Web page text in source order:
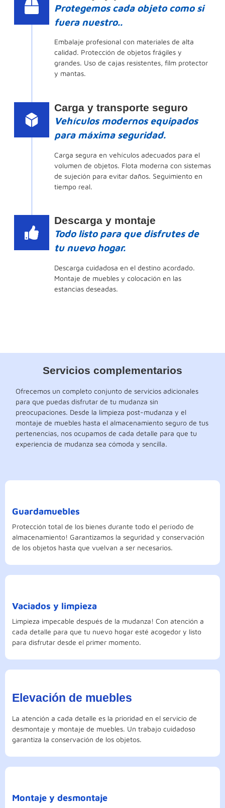
Protegemos cada objeto como si
fuera nuestro..
Embalaje profesional con materiales de alta
calidad. Protección de objetos frágiles y
grandes. Uso de cajas resistentes, film protector
y mantas.
Carga y transporte seguro
Vehículos modernos equipados
para máxima seguridad.
Carga segura en vehículos adecuados para el
volumen de objetos. Flota moderna con sistemas
de sujeción para evitar daños. Seguimiento en
tiempo real.
Descarga y montaje
Todo listo para que disfrutes de
tu nuevo hogar.
Descarga cuidadosa en el destino acordado.
Montaje de muebles y colocación en las
estancias deseadas.
Servicios complementarios
Ofrecemos un completo conjunto de servicios adicionales
para que puedas disfrutar de tu mudanza sin
preocupaciones. Desde la limpieza post-mudanza y el
montaje de muebles hasta el almacenamiento seguro de tus
pertenencias, nos ocupamos de cada detalle para que tu
experiencia de mudanza sea cómoda y sencilla.
Guardamuebles
Protección total de los bienes durante todo el período de
almacenamiento! Garantizamos la seguridad y conservación
de los objetos hasta que vuelvan a ser necesarios.
Vaciados y limpieza
Limpieza impecable después de la mudanza! Con atención a
cada detalle para que tu nuevo hogar esté acogedor y listo
para disfrutar desde el primer momento.
Elevación de muebles
La atención a cada detalle es la prioridad en el servicio de
desmontaje y montaje de muebles. Un trabajo cuidadoso
garantiza la conservación de los objetos.
Montaje y desmontaje